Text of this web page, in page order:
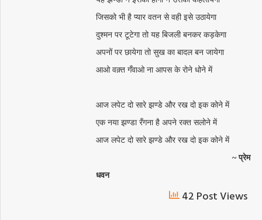
जिसको भी है प्यार वतन से वही इसे उठायेगा
दुश्मन पर टूटेगा तो यह बिजली बनकर कड़केगा
अपनों पर छायेगा तो सुख का बादल बन जायेगा
आओ वक़्त गँवाओ ना आपस के रोने धोने में
आज लपेट दो सारे झण्डे और रख दो इक कोने में
एक नया झण्डा रँगना है अपने रक्त सलोने में
आज लपेट दो सारे झण्डे और रख दो इक कोने में
~ प्रेम
धवन
42 Post Views